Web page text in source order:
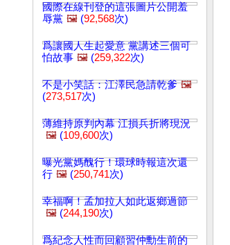
國際在線刊登的這張圖片公開羞
辱黨 🖼️ (92,568次)
爲讓國人生起愛意 黨講述三個可
怕故事 🖼️ (259,322次)
不是小笑話：江澤民急請乾爹 🖼️
(273,517次)
薄維持原判內幕 江損兵折將現況
🖼️ (109,600次)
曝光黨媽醜行！環球時報這次還
行 🖼️ (250,741次)
幸福啊！孟加拉人如此返鄉過節
🖼️ (244,190次)
爲紀念人性而回顧習仲勳生前的